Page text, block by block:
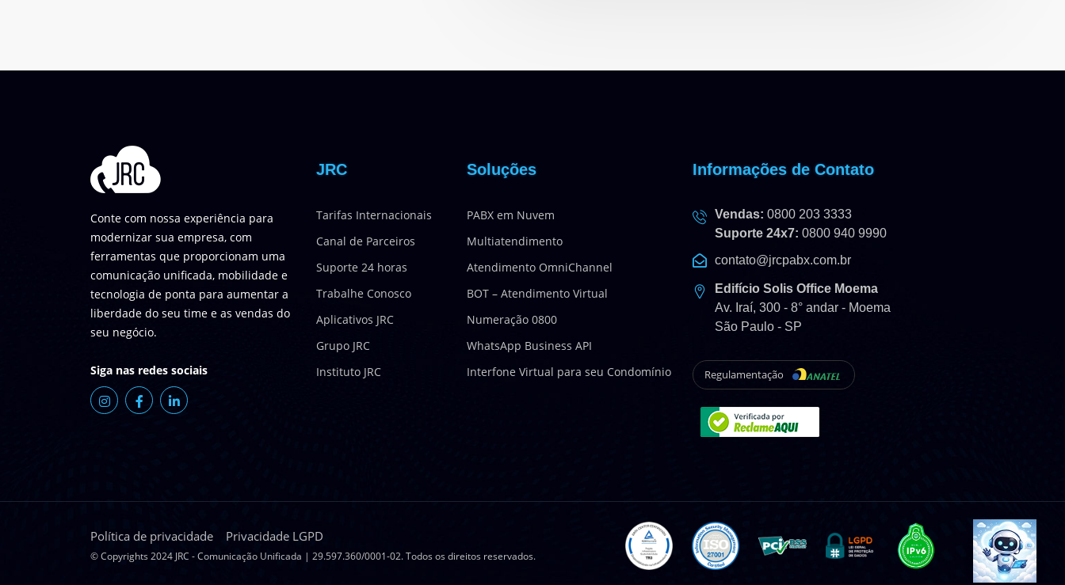
Conte com nossa experiência para
modernizar sua empresa, com
ferramentas que proporcionam uma
comunicação unificada, mobilidade e
tecnologia de ponta para aumentar a
liberdade do seu time e as vendas do
seu negócio.
Siga nas redes sociais
JRC
Tarifas Internacionais
Canal de Parceiros
Suporte 24 horas
Trabalhe Conosco
Aplicativos JRC
Grupo JRC
Instituto JRC
Soluções
PABX em Nuvem
Multiatendimento
Atendimento OmniChannel
BOT – Atendimento Virtual
Numeração 0800
WhatsApp Business API
Interfone Virtual para seu Condomínio
Informações de Contato
Vendas: 0800 203 3333
Suporte 24x7: 0800 940 9990
contato@jrcpabx.com.br
Edifício Solis Office Moema
Av. Iraí, 300 - 8° andar - Moema
São Paulo - SP
Regulamentação
Política de privacidade Privacidade LGPD
© Copyrights 2024 JRC - Comunicação Unificada | 29.597.360/0001-02. Todos os direitos reservados.